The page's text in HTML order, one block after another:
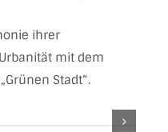
ihrer
mit dem
Stadt“.